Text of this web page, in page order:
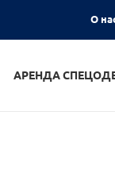
О
АРЕНДА